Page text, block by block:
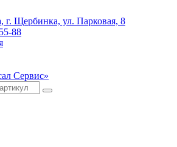
г. Щербинка, ул. Парковая, 8
88